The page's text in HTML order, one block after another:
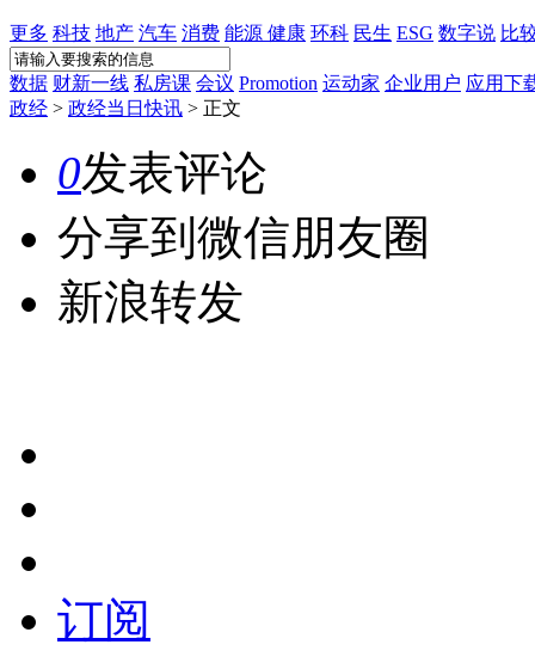
更多 科技 地产 汽车 消费 能源 健康 环科 民生 ESG 数字说 比
数据 财新一线 私房课 会议 Promotion 运动家 企业用户 应用下
政经 > 政经当日快讯 > 正文
0发表评论
分享到微信朋友圈
新浪转发
订阅